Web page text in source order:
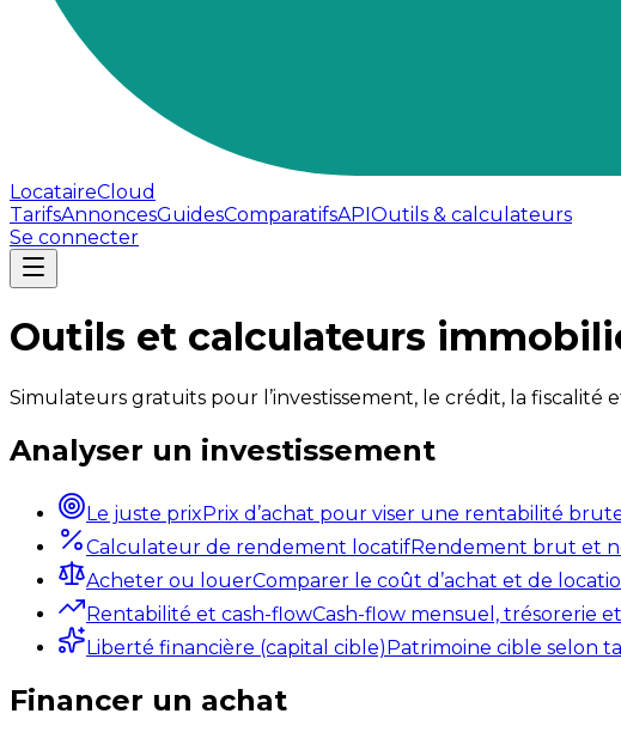
LocataireCloud
TarifsAnnoncesGuidesComparatifsAPIOutils & calculateurs
Se connecter
Outils et calculateurs
Simulateurs gratuits pour l’investissement, le crédit, la fiscalité
Analyser un investissement
Le juste prixPrix d’achat pour viser une rentabilité
Calculateur de rendement locatifRendement brut et
Acheter ou louerComparer le coût d’achat et de
Rentabilité et cash-flowCash-flow mensuel, trésorerie
Liberté financière (capital cible)Patrimoine cible selon
Financer un achat